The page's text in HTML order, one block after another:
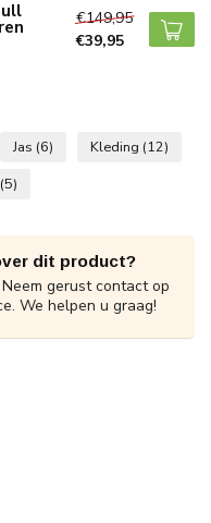
€149,95
€39,95
Jas (6) Kleding (12)
(5)
dit product?
gerust contact op
We helpen u graag!